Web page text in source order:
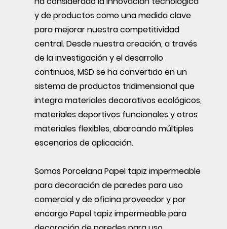
y de productos como una medida clave
para mejorar nuestra competitividad
central. Desde nuestra creación, a través
de la investigación y el desarrollo
continuos, MSD se ha convertido en un
sistema de productos tridimensional que
integra materiales decorativos ecológicos,
materiales deportivos funcionales y otros
materiales flexibles, abarcando múltiples
escenarios de aplicación.
SomosPorcelana Papel tapiz impermeable
para decoración de paredes para uso
comercial y de oficina proveedorypor
encargo Papel tapiz impermeable para